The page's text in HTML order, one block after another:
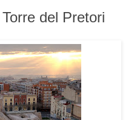
del Pretori